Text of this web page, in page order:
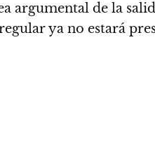
argumental de la
ya no estará